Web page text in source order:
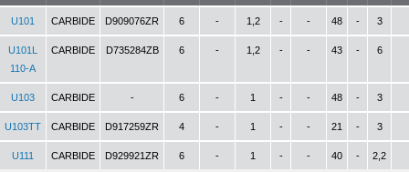
U101 CARBIDE D909076ZR 6 - 1,2 - - 48 - 3
U101L
110-A
CARBIDE D735284ZB 6 - 1,2 - - 43 - 6
U103 CARBIDE - 6 - 1 - - 48 - 3
U103TT CARBIDE D917259ZR 4 - 1 - - 21 - 3
U111 CARBIDE D929921ZR 6 - 1 - - 40 - 2,2